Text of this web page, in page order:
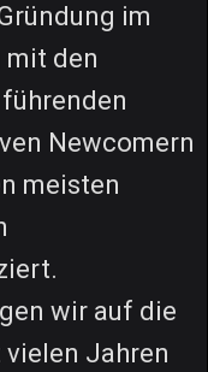
im
mit den
Newcomern
meisten
wir auf die
Jahren